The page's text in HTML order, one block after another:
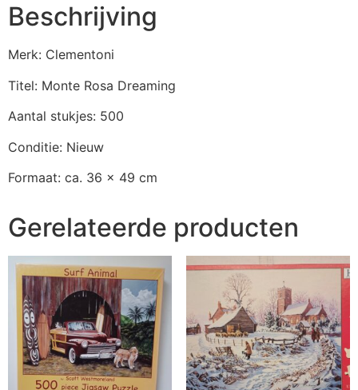
Beschrijving
Merk: Clementoni
Titel: Monte Rosa Dreaming
Aantal stukjes: 500
Conditie: Nieuw
Formaat: ca. 36 x 49 cm
Gerelateerde producten